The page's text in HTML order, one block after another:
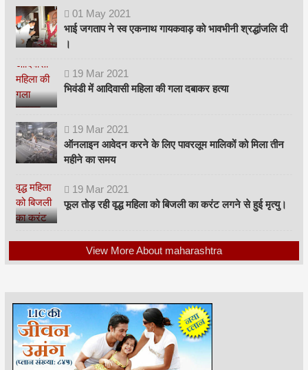
01 May 2021
भाई जगताप ने स्व एकनाथ गायकवाड़ को भावभीनी श्रद्धांजलि दी
।
19 Mar 2021
भिवंडी में आदिवासी महिला की गला दबाकर हत्या
19 Mar 2021
ऑनलाइन आवेदन करने के लिए पावरलूम मालिकों को मिला तीन
महीने का समय
19 Mar 2021
फूल तोड़ रही वृद्ध महिला को बिजली का करंट लगने से हुई मृत्यु।
View More About maharashtra